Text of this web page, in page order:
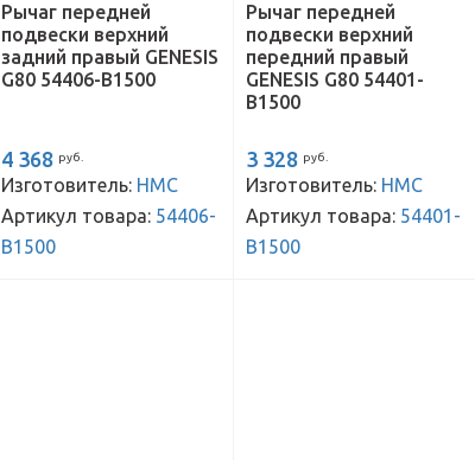
Рычаг передней
подвески верхний
задний правый GENESIS
G80 54406-B1500
4 368 руб.
Изготовитель: HMC
Артикул товара: 54406-
B1500
Рычаг передней
подвески верхний
передний правый
GENESIS G80 54401-
B1500
3 328 руб.
Изготовитель: HMC
Артикул товара: 54401-
B1500